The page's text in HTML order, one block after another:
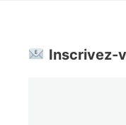
Inscrivez-